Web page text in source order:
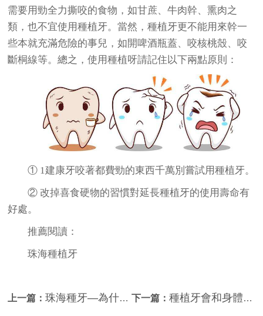
需要用勁全力撕咬的食物，如甘蔗、牛肉幹、熏肉之
類，也不宜使用種植牙。當然，種植牙更不能用來幹一
些本就充滿危險的事兒，如開啤酒瓶蓋、咬核桃殼、咬
斷桐線等。總之，使用種植呀請記住以下兩點原則：
① 1建康牙咬著都費勁的東西千萬別嘗試用種植牙。
② 改掉喜食硬物的習慣對延長種植牙的使用壽命有
好處。
推薦閱讀：
珠海種植牙
上一篇：珠海種牙—為什麼種植牙前要拍片檢查？ 下一篇： 種植牙會和身體產生排斥嗎？珠海植牙推介